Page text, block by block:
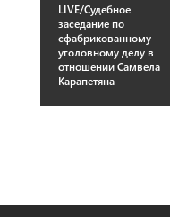
LIVE/Судебное
заседание по
сфабрикованному
уголовному делу в
отношении Самвела
Карапетяна